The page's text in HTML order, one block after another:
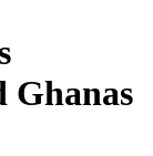
Ghanas